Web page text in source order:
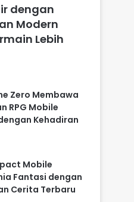
dengan
Modern
Lebih
Zero Membawa
RPG Mobile
Kehadiran
Mobile
Fantasi dengan
Cerita Terbaru